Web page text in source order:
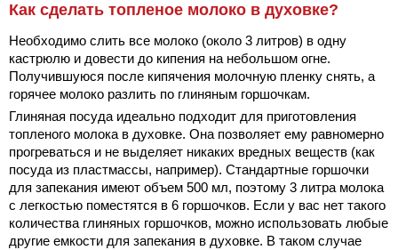
Как сделать топленое молоко в духовке?
Необходимо слить все молоко (около 3 литров) в одну
кастрюлю и довести до кипения на небольшом огне.
Получившуюся после кипячения молочную пленку снять, а
горячее молоко разлить по глиняным горшочкам.
Глиняная посуда идеально подходит для приготовления
топленого молока в духовке. Она позволяет ему равномерно
прогреваться и не выделяет никаких вредных веществ (как
посуда из пластмассы, например). Стандартные горшочки
для запекания имеют объем 500 мл, поэтому 3 литра молока
с легкостью поместятся в 6 горшочков. Если у вас нет такого
количества глиняных горшочков, можно использовать любые
другие емкости для запекания в духовке. В таком случае